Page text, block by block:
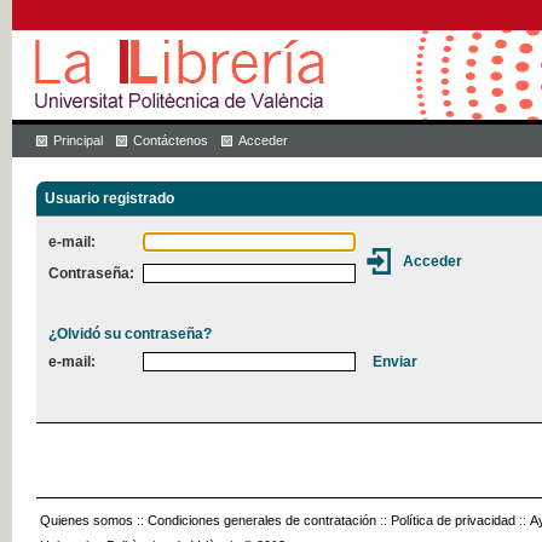
Principal Contáctenos Acceder
Usuario registrado
e-mail:
Contraseña:
¿Olvidó su contraseña?
e-mail:
Quienes somos :: Condiciones generales de contratación :: Política de privacidad ::